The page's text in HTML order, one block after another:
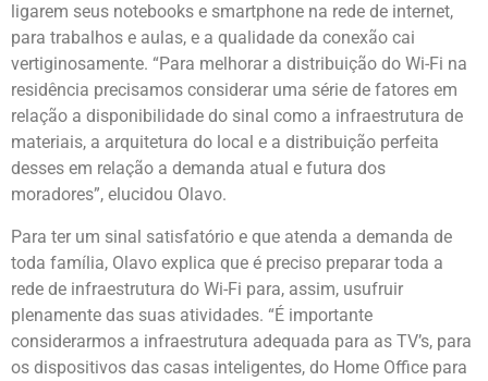
ligarem seus notebooks e smartphone na rede de internet,
para trabalhos e aulas, e a qualidade da conexão cai
vertiginosamente. “Para melhorar a distribuição do Wi-Fi na
residência precisamos considerar uma série de fatores em
relação a disponibilidade do sinal como a infraestrutura de
materiais, a arquitetura do local e a distribuição perfeita
desses em relação a demanda atual e futura dos
moradores”, elucidou Olavo.
Para ter um sinal satisfatório e que atenda a demanda de
toda família, Olavo explica que é preciso preparar toda a
rede de infraestrutura do Wi-Fi para, assim, usufruir
plenamente das suas atividades. “É importante
considerarmos a infraestrutura adequada para as TV’s, para
os dispositivos das casas inteligentes, do Home Office para